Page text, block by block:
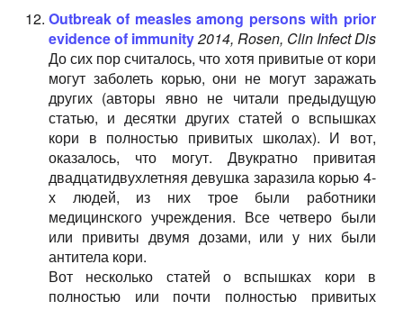
Outbreak of measles among persons with prior
evidence of immunity2014, Rosen, Clin Infect Dis
До сих пор считалось, что хотя привитые от кори
могут заболеть корью, они не могут заражать
других (авторы явно не читали предыдущую
статью, и десятки других статей о вспышках
кори в полностью привитых школах). И вот,
оказалось, что могут. Двукратно привитая
двадцатидвухлетняя девушка заразила корью 4-
х людей, из них трое были работники
медицинского учреждения. Все четверо были
или привиты двумя дозами, или у них были
антитела кори.
Вот несколько статей о вспышках кори в
полностью или почти полностью привитых